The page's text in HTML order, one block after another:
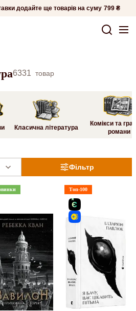
додайте ще товарів на суму 799 ₴
6331 товар
Класична література
Комікси та
романи
Фільтр
Топ-100